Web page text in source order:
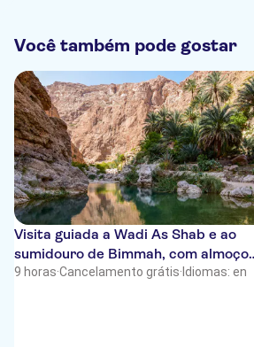
Você também pode gostar
Visita guiada a Wadi As Shab e ao
sumidouro de Bimmah, com almoço
incluído
9 horas·Cancelamento grátis· Idiomas: en